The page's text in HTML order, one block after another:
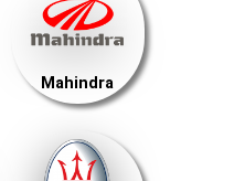
Mahindra